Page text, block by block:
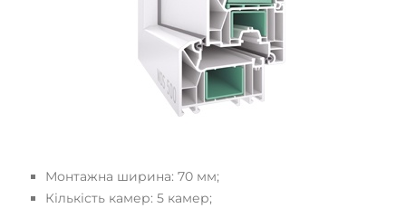
Монтажна ширина: 70 мм;
Кількість камер: 5 камер;